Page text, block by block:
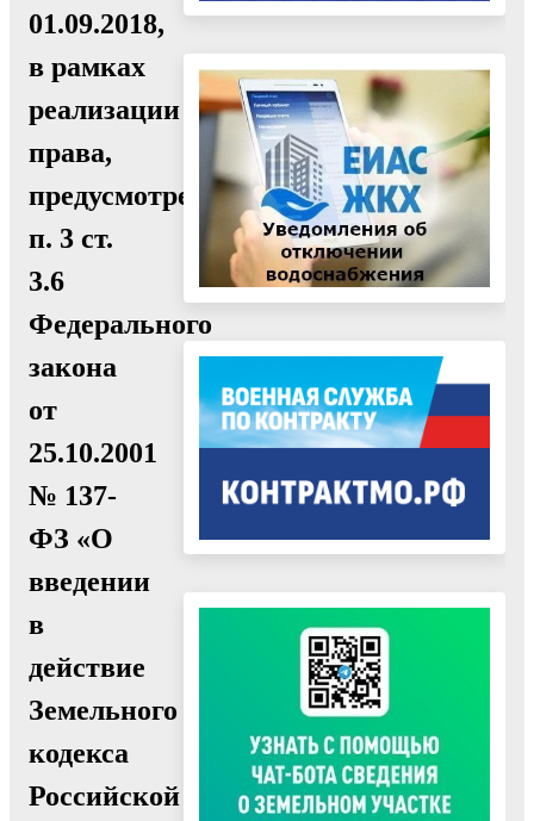
01.09.2018,
в рамках
реализации
права,
предусмотренного
п. 3 ст.
3.6
Федерального
закона
от
25.10.2001
№ 137-
ФЗ «О
введении
в
действие
Земельного
кодекса
Российской